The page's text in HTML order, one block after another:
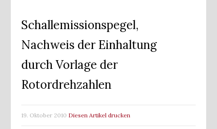
Schallemissionspegel,
Nachweis der Einhaltung
durch Vorlage der
Rotordrehzahlen
19. Oktober 2010 Diesen Artikel drucken